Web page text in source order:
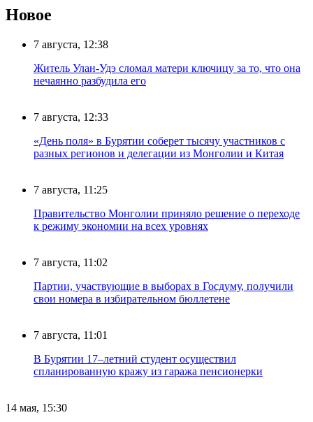
Новое
7 августа, 12:38
Житель Улан-Удэ сломал матери ключицу за то, что она
нечаянно разбудила его
7 августа, 12:33
«День поля» в Бурятии соберет тысячу участников с
разных регионов и делегации из Монголии и Китая
7 августа, 11:25
Правительство Монголии приняло решение о переходе
к режиму экономии на всех уровнях
7 августа, 11:02
Партии, участвующие в выборах в Госдуму, получили
свои номера в избирательном бюллетене
7 августа, 11:01
В Бурятии 17–летний студент осуществил
спланированную кражу из гаража пенсионерки
14 мая, 15:30